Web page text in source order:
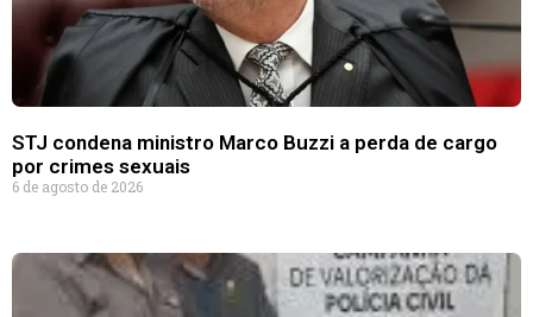
STJ condena ministro Marco Buzzi a perda de cargo
por crimes sexuais
6 de agosto de 2026